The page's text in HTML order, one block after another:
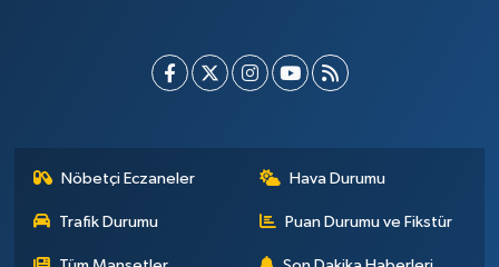
Nöbetçi Eczaneler Hava Durumu
Trafik Durumu Puan Durumu ve Fikstür